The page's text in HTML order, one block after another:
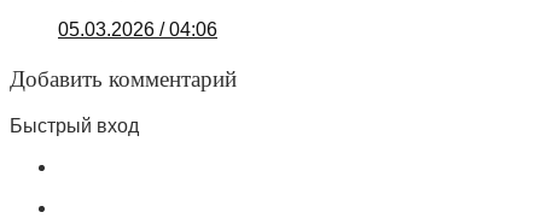
05.03.2026 / 04:06
Добавить комментарий
Быстрый вход